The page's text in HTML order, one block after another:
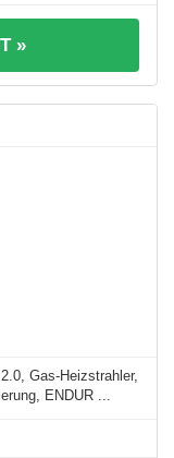
»
Gas-Heizstrahler,
ENDUR ...